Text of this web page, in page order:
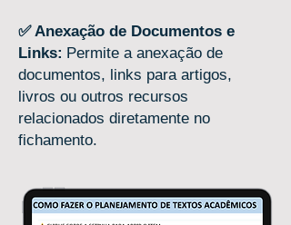
✅Anexação de Documentos e
Links: Permite a anexação de
documentos, links para artigos,
livros ou outros recursos
relacionados diretamente no
fichamento.